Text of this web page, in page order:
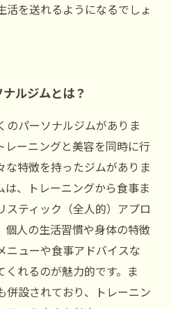
活を送れるようになるでしょ
ルジムとは？
のパーソナルジムがありま
レーニングと美容を同時に行
な特徴を持ったジムがありま
は、トレーニングから食事ま
スティック（全人的）アプロ
個人の生活習慣や身体の特徴
ニューや食事アドバイスな
くれるのが魅力的です。ま
併設されており、トレーニン